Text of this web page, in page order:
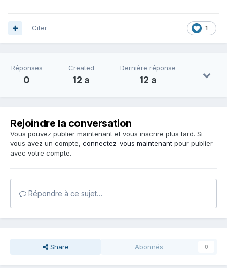
1
Citer
Réponses
0
Created
12 a
Dernière réponse
12 a
Rejoindre la conversation
Vous pouvez publier maintenant et vous inscrire plus tard. Si
vous avez un compte, connectez-vous maintenant pour publier
avec votre compte.
Répondre à ce sujet…
Share Abonnés 0